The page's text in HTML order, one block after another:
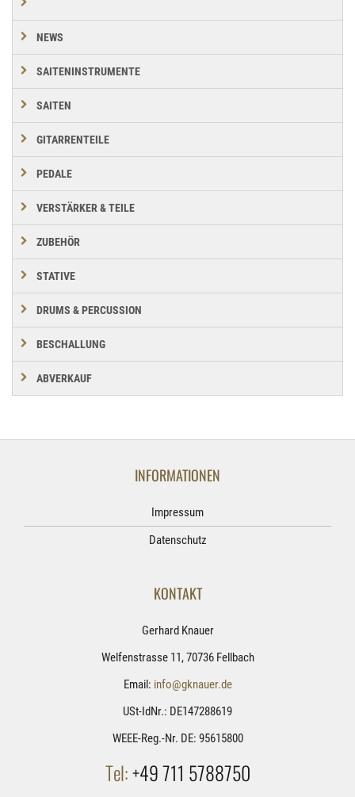
NEWS
SAITENINSTRUMENTE
SAITEN
GITARRENTEILE
PEDALE
VERSTÄRKER & TEILE
ZUBEHÖR
STATIVE
DRUMS & PERCUSSION
BESCHALLUNG
ABVERKAUF
INFORMATIONEN
Impressum
Datenschutz
KONTAKT
Gerhard Knauer
Welfenstrasse 11, 70736 Fellbach
Email: info@gknauer.de
USt-IdNr.: DE147288619
WEEE-Reg.-Nr. DE: 95615800
Tel:+49 711 5788750